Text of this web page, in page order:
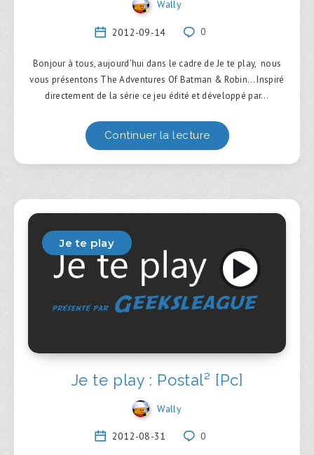
Wally
2012-09-14 0
Bonjour à tous, aujourd’hui dans le cadre de Je te play, nous
vous présentons The Adventures Of Batman & Robin… Inspiré
directement de la série ce jeu édité et développé par…
Continuer la lecture
Je te play
Je te play : Postal² [Pc]
Wally
2012-08-31 0